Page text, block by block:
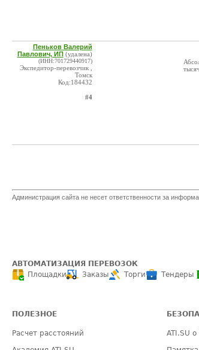
Пеньков Валерий
Павлович, ИП (удалена)
(ИНН:701729440917)
Экспедитор-перевозчик ,
Томск
Код:184432
#4
тысяч.
Администрация сайта не несет ответственности за
АВТОМАТИЗАЦИЯ ПЕРЕВОЗОК
Площадки
Заказы Торги Тендеры
ПОЛЕЗНОЕ
Расчет расстояний
ATI.SU